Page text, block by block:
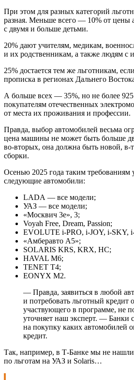
При этом для разных категорий
разная. Меньше всего — 10% от цены
с двумя и больше детьми.
20% дают учителям, медикам,
и их родственникам, а также людям с
25% достается тем же льготникам,
прописка в регионах Дальнего
А больше всех — 35%, но не более
покупателям отечественных
от места их проживания и профессии.
Правда, выбор автомобилей весьма
цена машины не может быть больше
во-вторых, она должна быть новой, в-
сборки.
Осенью 2025 года таким требованиям
следующие автомобили:
LADA — все модели;
УАЗ — все модели;
«Москвич 3е», 3;
Voyah Free, Dream, Passion;
EVOLUTE i⁠-⁠PRO, i⁠-⁠JOY, i⁠-⁠SKY,
«Амберавто A5»;
SOLARIS KRS, KRХ, HC;
HAVAL M6;
TENET T4;
EONYX M2.
— Правда, заявиться в любой
и потребовать льготный кредит
участвующего в программе, не
уточняет наш эксперт. — Банки
на покупку каких автомобилей
кредит.
Так, например, в Т⁠-⁠Банке мы не
по льготам на УАЗ и Solaris…